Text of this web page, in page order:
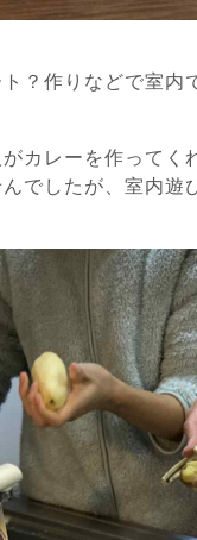
？作りなどで室内
カレーを作って
でしたが、室内遊